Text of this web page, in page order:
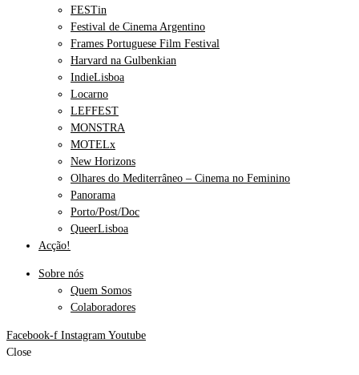
FESTin
Festival de Cinema Argentino
Frames Portuguese Film Festival
Harvard na Gulbenkian
IndieLisboa
Locarno
LEFFEST
MONSTRA
MOTELx
New Horizons
Olhares do Mediterrâneo – Cinema no Feminino
Panorama
Porto/Post/Doc
QueerLisboa
Acção!
Sobre nós
Quem Somos
Colaboradores
Facebook-f Instagram Youtube
Close